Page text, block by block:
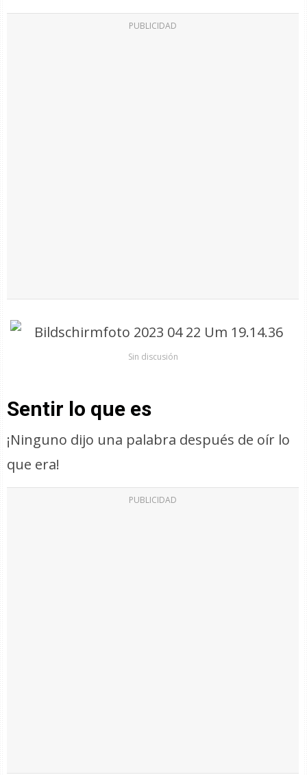
PUBLICIDAD
Sin discusión
Sentir lo que es
¡Ninguno dijo una palabra después de oír lo
que era!
PUBLICIDAD